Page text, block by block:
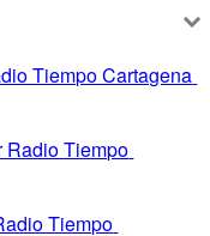
Tiempo Cartagena
Radio Tiempo
Tiempo